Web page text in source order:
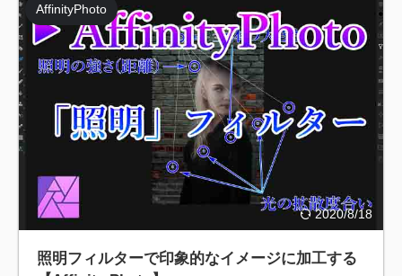
2020/8/18
AffinityPhoto
照明フィルターで印象的なイメージに加工する